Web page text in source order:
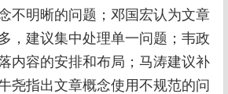
不明晰的问题；邓国宏认为文章
，建议集中处理单一问题；韦政
内容的安排和布局；马涛建议补
尧指出文章概念使用不规范的问